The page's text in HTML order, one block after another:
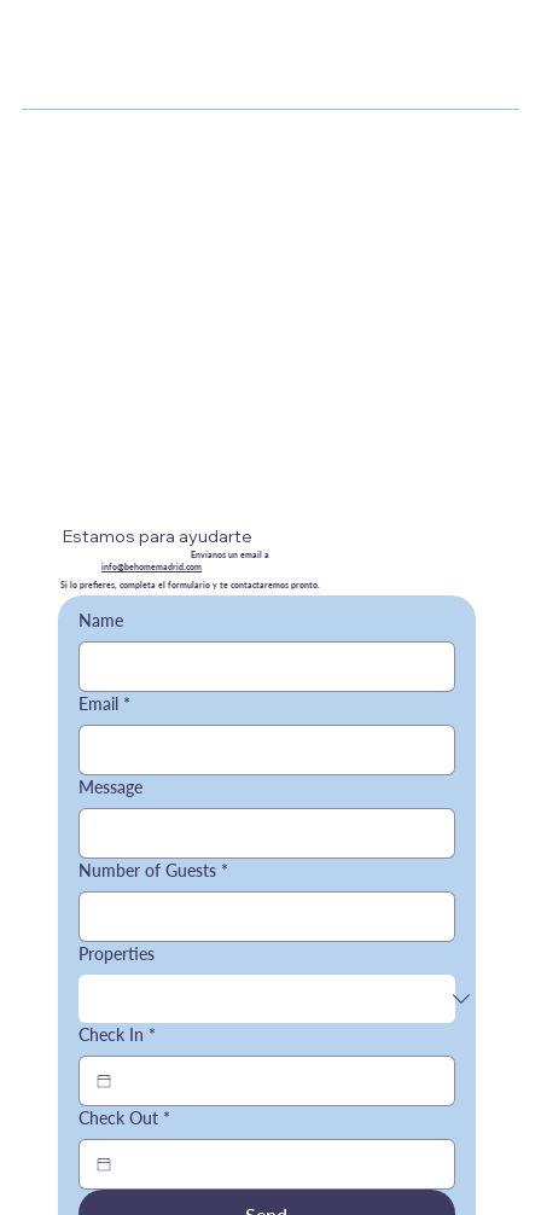
Estamos para ayudarte
Envíanos un email a
info@behomemadrid.com
Si lo prefieres, completa el formulario y te contactaremos pronto.
Name
Email *
Message
Number of Guests *
Properties
Check In *
Check Out *